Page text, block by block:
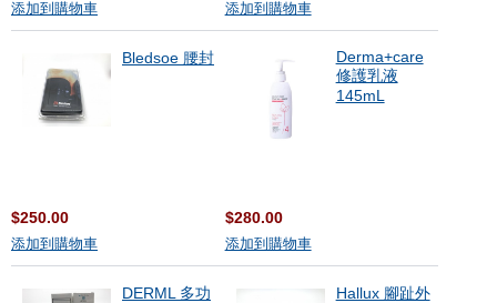
添加到購物車 添加到購物車
Bledsoe 腰封
$250.00
添加到購物車
Derma+care
修護乳液
145mL
$280.00
添加到購物車
DERML 多功
Hallux 腳趾外